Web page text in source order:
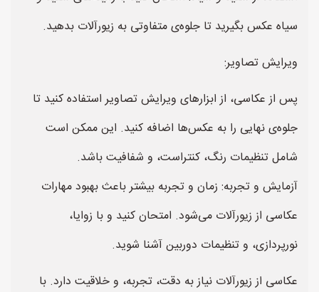
سیاه عکس بگیرید تا جلوه‌ی متفاوتی به زیورآلات بدهید.
ویرایش تصاویر:
پس از عکاسی، از ابزارهای ویرایش تصاویر استفاده کنید تا
جلوه‌ی نهایی را به عکس‌ها اضافه کنید. این ممکن است
شامل تنظیمات رنگ، کنتراست، و شفافیت باشد.
آزمایش و تجربه: زمان و تجربه بیشتر باعث بهبود مهارات
عکاسی از زیورآلات می‌شود. امتحان کنید و با زوایا،
نورپردازی، و تنظیمات دوربین آشنا شوید.
عکاسی از زیورآلات نیاز به دقت، تجربه، و خلاقیت دارد. با